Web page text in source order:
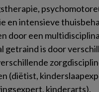
en intensieve
door een
getraind is door
(diëtist,
kinderarts).